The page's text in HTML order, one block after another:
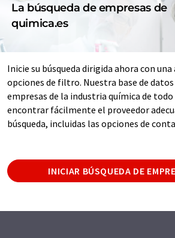
La búsqueda de empresas de
quimica.es
Inicie su búsqueda dirigida ahora con
opciones de filtro. Nuestra base de datos
empresas de la industria química de todo
encontrar fácilmente el proveedor
búsqueda, incluidas las opciones de
INICIAR BÚSQUEDA DE